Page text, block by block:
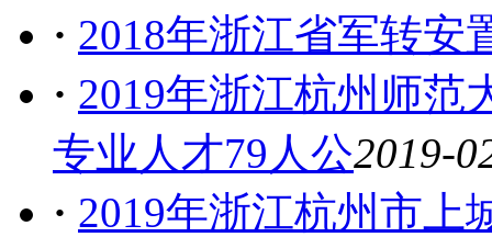
· 2018年浙江省军转安
· 2019年浙江杭州师范
专业人才79人公2019-
· 2019年浙江杭州市上